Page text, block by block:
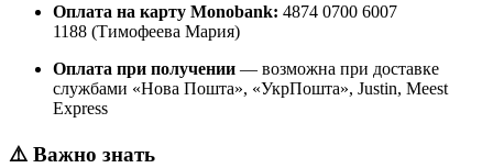
Оплата на карту Monobank: 4874 0700 6007
1188 (Тимофеева Мария)
Оплата при получении — возможна при доставке
службами «Нова Пошта», «УкрПошта», Justin, Meest
Express
⚠️ Важно знать